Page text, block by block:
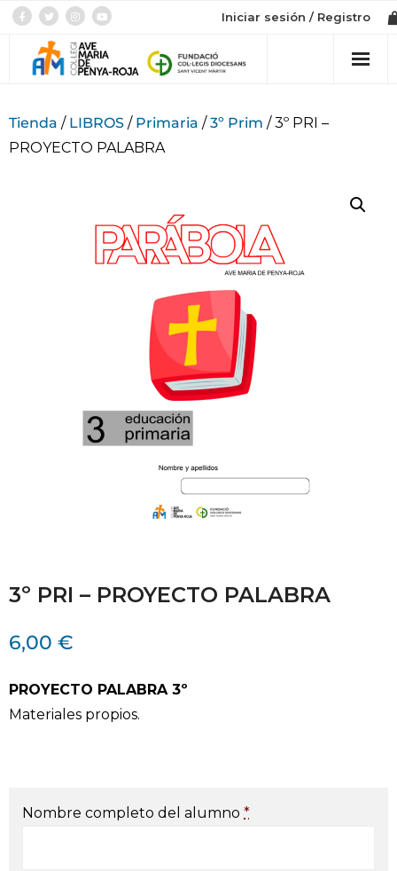
Iniciar sesión / Registro
Admissió
Tienda / LIBROS / Primaria /3º Prim / 3º PRI –
PROYECTO PALABRA
3º PRI – PROYECTO PALABRA
6,00 €
PROYECTO PALABRA 3º
Materiales propios.
Nombre completo del alumno *